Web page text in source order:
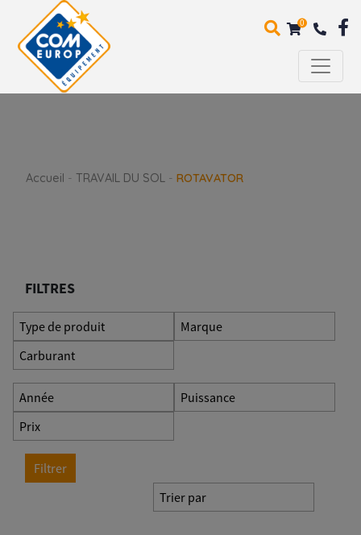
0
Accueil - TRAVAIL DU SOL - ROTAVATOR
FILTRES
Type de produit
Marque
Carburant
Année
Puissance
Prix
Filtrer
Trier par